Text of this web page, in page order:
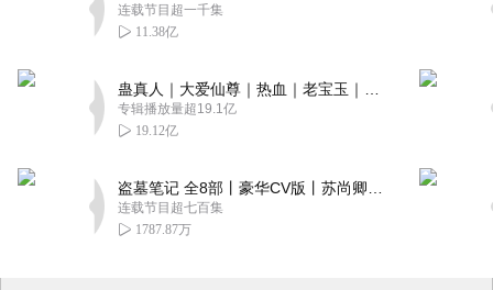
连载节目超一千集
11.38亿
专辑播放量超19.1亿
19.12亿
连载节目超七百集
1787.87万